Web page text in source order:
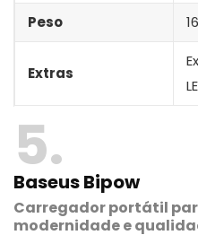
Peso
Extras
5
Baseus Bipow
Carregador portátil
modernidade e